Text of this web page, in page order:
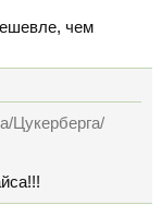
чем
Цукерберга/